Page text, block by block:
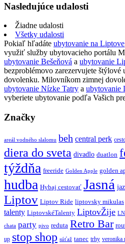
Nasledujúce udalosti
Žiadne udalosti
Všetky udalosti
Pokiaľ hľadáte ubytovanie na Liptove
využiť služby ubytovacieho portálu
ubytovanie Bešeňová a ubytovanie
bezproblémovo zarezervujete štýlové
dovolenku. Milovníkom zimnej
ubytovanie Nízke Tatry a ubytovanie
vyberiete ubytovanie podľa Vašich
Značky
areál vodného slalomu beh central perk
diera do sveta divadlo duatlon
týždňa freeride Golden Apple golden
hudba Hybaj cestovať Jasná
Liptov Liptov Ride liptovsky mikulas
talenty LiptovskéTalenty LiptovŽije
chata party pivo reduta Retro Bar
up stop shop súťaž tanec trhy veronika